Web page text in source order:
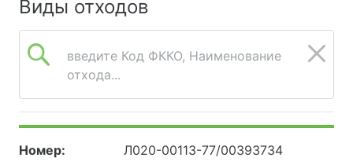
Виды отходов
введите Код ФККО, Наименование
отхода...
Номер:
Л020-00113-77/00393734